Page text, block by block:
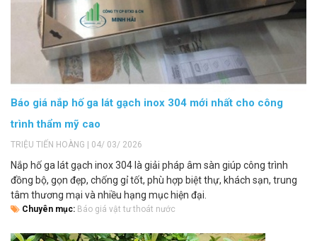
Báo giá nắp hố ga lát gạch inox 304 mới nhất cho công
trình thẩm mỹ cao
TRIỆU TIẾN HOÀNG | 04/ 03/ 2026
Nắp hố ga lát gạch inox 304 là giải pháp âm sàn giúp công trình
đồng bộ, gọn đẹp, chống gỉ tốt, phù hợp biệt thự, khách sạn, trung
tâm thương mại và nhiều hạng mục hiện đại.
Chuyên mục: Báo giá vật tư thoát nước